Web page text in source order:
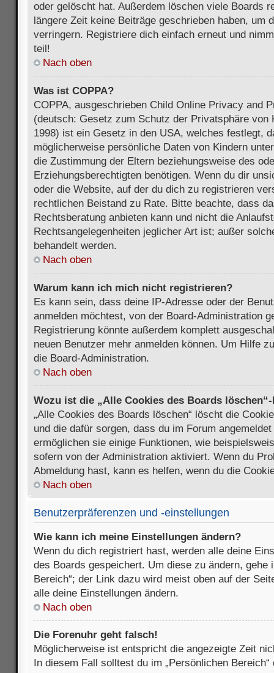
oder gelöscht hat. Außerdem löschen viele Boards
längere Zeit keine Beiträge geschrieben haben, um
verringern. Registriere dich einfach erneut und
teil!
Nach oben
Was ist COPPA?
COPPA, ausgeschrieben Child Online Privacy and
(deutsch: Gesetz zum Schutz der Privatsphäre von
1998) ist ein Gesetz in den USA, welches festlegt,
möglicherweise persönliche Daten von Kindern
die Zustimmung der Eltern beziehungsweise des
Erziehungsberechtigten benötigen. Wenn du dir
oder die Website, auf der du dich zu registrieren
rechtlichen Beistand zu Rate. Bitte beachte, dass
Rechtsberatung anbieten kann und nicht die
Rechtsangelegenheiten jeglicher Art ist; außer
behandelt werden.
Nach oben
Warum kann ich mich nicht registrieren?
Es kann sein, dass deine IP-Adresse oder der
anmelden möchtest, von der Board-Administration
Registrierung könnte außerdem komplett
neuen Benutzer mehr anmelden können. Um Hilfe
die Board-Administration.
Nach oben
Wozu ist die „Alle Cookies des Boards
„Alle Cookies des Boards löschen“ löscht die
und die dafür sorgen, dass du im Forum
ermöglichen sie einige Funktionen, wie
sofern von der Administration aktiviert. Wenn du
Abmeldung hast, kann es helfen, wenn du die
Nach oben
Benutzerpräferenzen und -einstellungen
Wie kann ich meine Einstellungen ändern?
Wenn du dich registriert hast, werden alle deine
des Boards gespeichert. Um diese zu ändern, gehe
Bereich“; der Link dazu wird meist oben auf der
alle deine Einstellungen ändern.
Nach oben
Die Forenuhr geht falsch!
Möglicherweise ist entspricht die angezeigte Zeit
In diesem Fall solltest du im „Persönlichen